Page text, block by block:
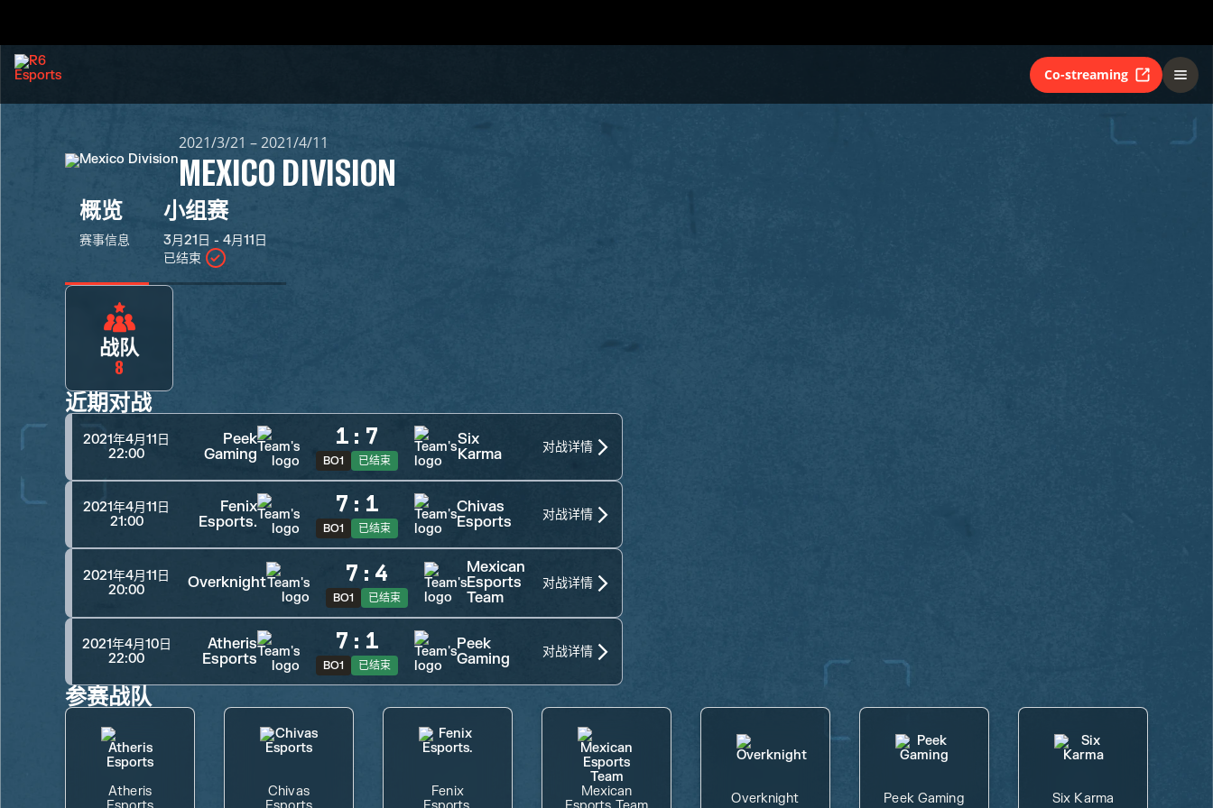
Co-streaming
2021/3/21 – 2021/4/11
MEXICO DIVISION
概览
赛事信息
小组赛
3月21日 - 4月11日
已结束
战队
8
近期对战
2021年4月11日
22:00
Peek
Gaming
1 : 7
BO1 已结束
Six
Karma
对战详情
2021年4月11日
21:00
Fenix
Esports.
7 : 1
BO1 已结束
Chivas
Esports
对战详情
2021年4月11日
20:00
Overknight 7 : 4
BO1 已结束
Mexican
Esports
Team
对战详情
2021年4月10日
22:00
Atheris
Esports
7 : 1
BO1 已结束
Peek
Gaming
对战详情
参赛战队
Atheris
Chivas
Fenix
Mexican
Overknight Peek Gaming Six Karma